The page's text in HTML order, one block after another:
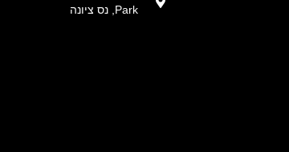
Park, נס ציונה